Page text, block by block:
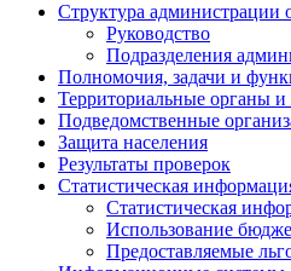
Структура администрации
Руководство
Подразделения
Полномочия, задачи и
Территориальные органы и
Подведомственные
Защита населения
Результаты проверок
Статистическая
Статистическая
Использование
Предоставляемые